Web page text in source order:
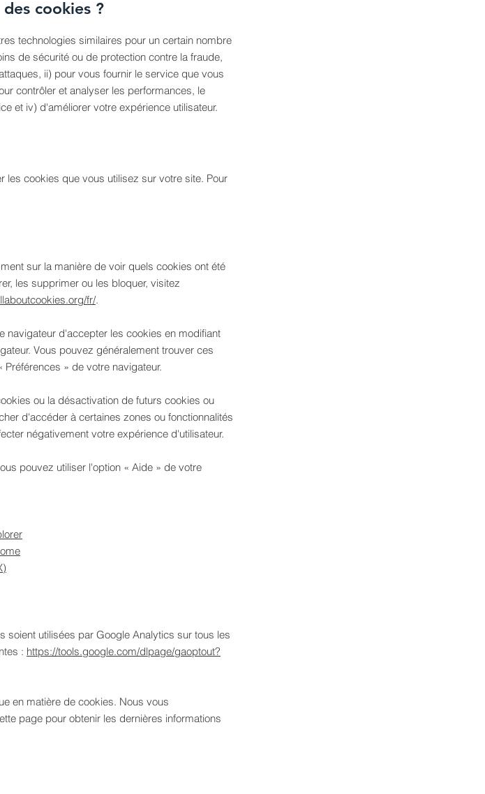
cookies ?
technologies similaires pour un certain nombre
de sécurité ou de protection contre la fraude,
ii) pour vous fournir le service que vous
contrôler et analyser les performances, le
et iv) d'améliorer votre expérience utilisateur.
les cookies que vous utilisez sur votre site. Pour
sur la manière de voir quels cookies ont été
les supprimer ou les bloquer, visitez
fr/.
navigateur d'accepter les cookies en modifiant
Vous pouvez généralement trouver ces
Préférences » de votre navigateur.
ou la désactivation de futurs cookies ou
d'accéder à certaines zones ou fonctionnalités
négativement votre expérience d'utilisateur.
pouvez utiliser l'option « Aide » de votre
soient utilisées par Google Analytics sur tous les
: https://tools.google.com/dlpage/gaoptout?
en matière de cookies. Nous vous
page pour obtenir les dernières informations